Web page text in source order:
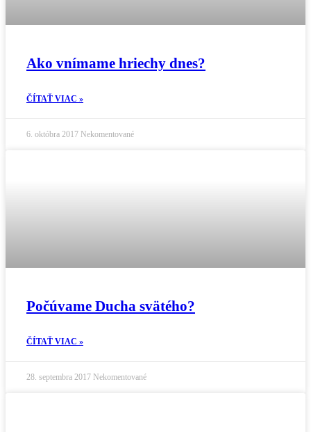
Ako vnímame hriechy dnes?
ČÍTAŤ VIAC »
6. októbra 2017 Nekomentované
Počúvame Ducha svätého?
ČÍTAŤ VIAC »
28. septembra 2017 Nekomentované